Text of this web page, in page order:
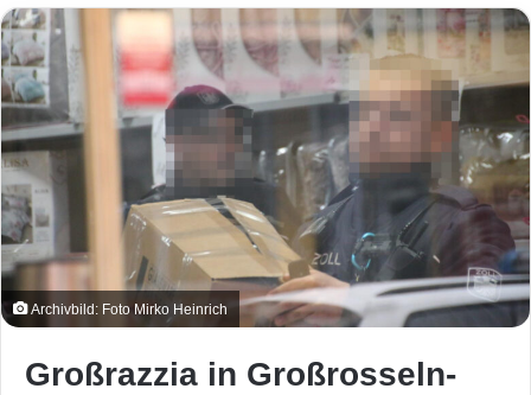
Archivbild: Foto Mirko Heinrich
Großrazzia in Großrosseln-